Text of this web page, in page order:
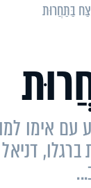
בַּתַּחֲרוּת
עם אימו